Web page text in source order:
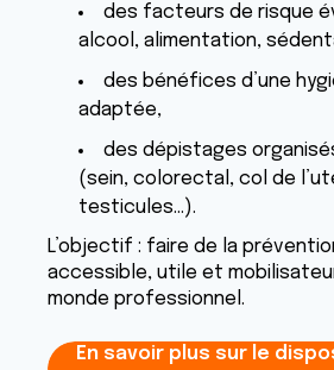
des facteurs de risque
alcool, alimentation,
des bénéfices d’une
adaptée,
des dépistages
(sein, colorectal, col de
testicules…).
L’objectif : faire de la
accessible, utile et
monde professionnel.
En savoir plus sur le